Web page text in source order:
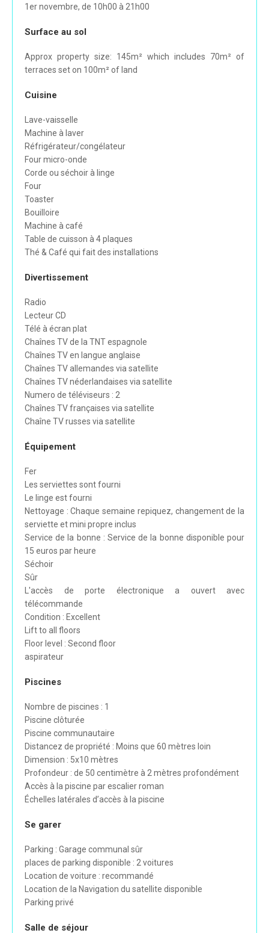
1er novembre, de 10h00 à 21h00
Surface au sol
Approx property size: 145m² which includes 70m² of
terraces set on 100m² of land
Cuisine
Lave-vaisselle
Machine à laver
Réfrigérateur/congélateur
Four micro-onde
Corde ou séchoir à linge
Four
Toaster
Bouilloire
Machine à café
Table de cuisson à 4 plaques
Thé & Café qui fait des installations
Divertissement
Radio
Lecteur CD
Télé à écran plat
Chaînes TV de la TNT espagnole
Chaînes TV en langue anglaise
Chaînes TV allemandes via satellite
Chaînes TV néderlandaises via satellite
Numero de téléviseurs : 2
Chaînes TV françaises via satellite
Chaîne TV russes via satellite
Équipement
Fer
Les serviettes sont fourni
Le linge est fourni
Nettoyage : Chaque semaine repiquez, changement de la
serviette et mini propre inclus
Service de la bonne : Service de la bonne disponible pour
15 euros par heure
Séchoir
Sûr
L'accès de porte électronique a ouvert avec
télécommande
Condition : Excellent
Lift to all floors
Floor level : Second floor
aspirateur
Piscines
Nombre de piscines : 1
Piscine clôturée
Piscine communautaire
Distancez de propriété : Moins que 60 mètres loin
Dimension : 5x10 mètres
Profondeur : de 50 centimètre à 2 mètres profondément
Accès à la piscine par escalier roman
Échelles latérales d’accès à la piscine
Se garer
Parking : Garage communal sûr
places de parking disponible : 2 voitures
Location de voiture : recommandé
Location de la Navigation du satellite disponible
Parking privé
Salle de séjour